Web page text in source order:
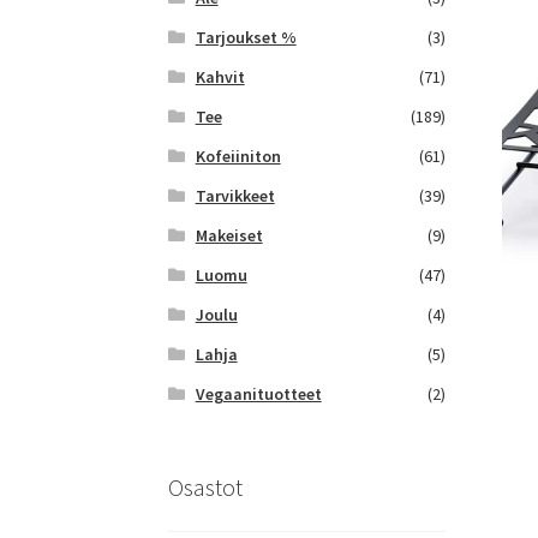
Tarjoukset %
(3)
Kahvit
(71)
Tee
(189)
Kofeiiniton
(61)
Tarvikkeet
(39)
Makeiset
(9)
Luomu
(47)
Joulu
(4)
Lahja
(5)
Vegaanituotteet
(2)
Osastot